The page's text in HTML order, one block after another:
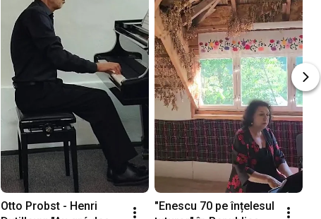
Otto Probst - Henri
"Enescu 70 pe înțelesul